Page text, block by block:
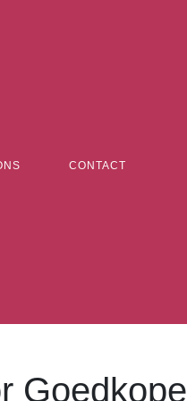
CONTACT
Goedkope